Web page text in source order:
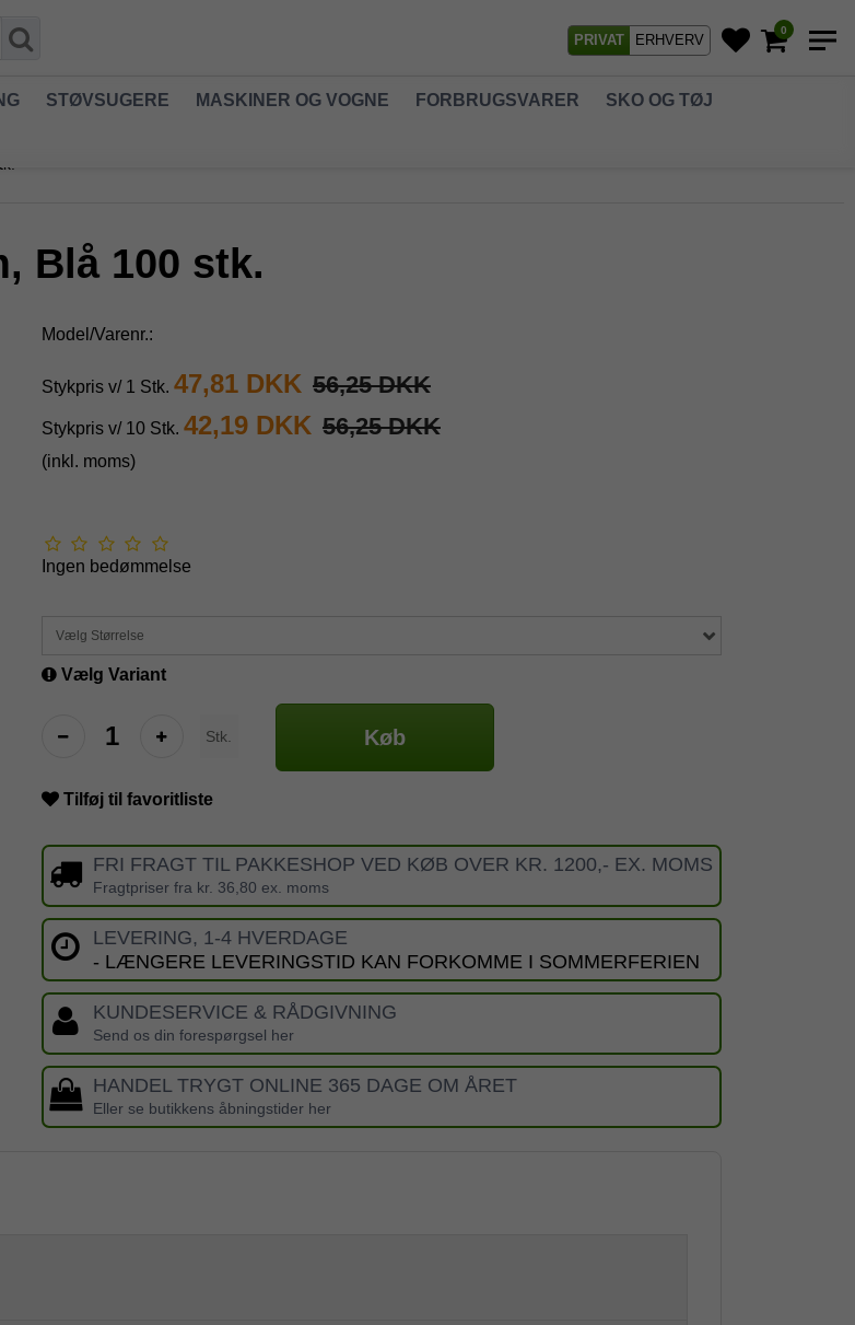
PRIVAT ERHVERV
0
STØVSUGERE MASKINER OG VOGNE FORBRUGSVARER SKO OG TØJ
Blå 100 stk.
Model/Varenr.:
Stykpris v/ 1 Stk. 47,81 DKK 56,25 DKK
Stykpris v/ 10 Stk. 42,19 DKK 56,25 DKK
(inkl. moms)
Ingen bedømmelse
Vælg Størrelse
Vælg Variant
Stk. Køb
Tilføj til favoritliste
FRI FRAGT TIL PAKKESHOP VED KØB OVER KR. 1200,- EX. MOMS
Fragtpriser fra kr. 36,80 ex. moms
LEVERING, 1-4 HVERDAGE
- LÆNGERE LEVERINGSTID KAN FORKOMME I SOMMERFERIEN
KUNDESERVICE & RÅDGIVNING
Send os din forespørgsel her
HANDEL TRYGT ONLINE 365 DAGE OM ÅRET
Eller se butikkens åbningstider her